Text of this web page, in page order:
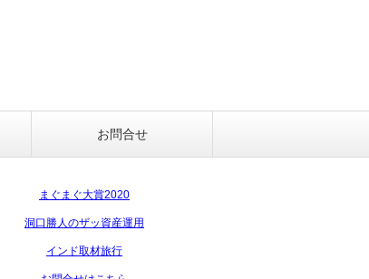
お問合せ